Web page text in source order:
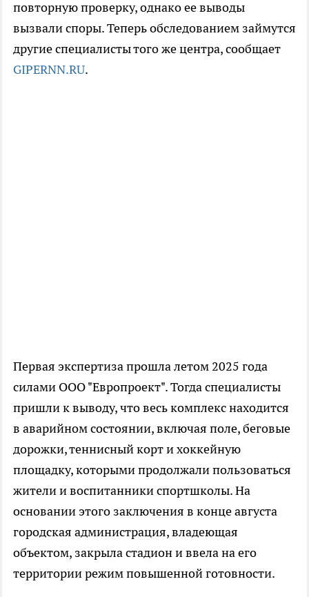
повторную проверку, однако ее выводы
вызвали споры. Теперь обследованием займутся
другие специалисты того же центра, сообщает
GIPERNN.RU.
Первая экспертиза прошла летом 2025 года
силами ООО "Европроект". Тогда специалисты
пришли к выводу, что весь комплекс находится
в аварийном состоянии, включая поле, беговые
дорожки, теннисный корт и хоккейную
площадку, которыми продолжали пользоваться
жители и воспитанники спортшколы. На
основании этого заключения в конце августа
городская администрация, владеющая
объектом, закрыла стадион и ввела на его
территории режим повышенной готовности.